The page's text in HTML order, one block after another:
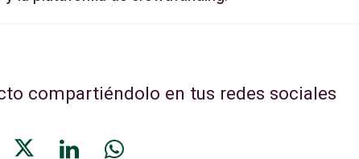
compartiéndolo en tus redes sociales